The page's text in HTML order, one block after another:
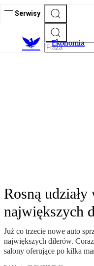
Serwisy
Ekonomia
Rosną
największych
Już co trzecie nowe auto
największych dilerów.
salony oferujące po kilka